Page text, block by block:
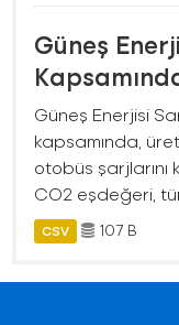
Güneş
Güneş Enerjisi
kapsamında,
otobüs şarjlarını
CO2 eşdeğeri,
CSV 107 B